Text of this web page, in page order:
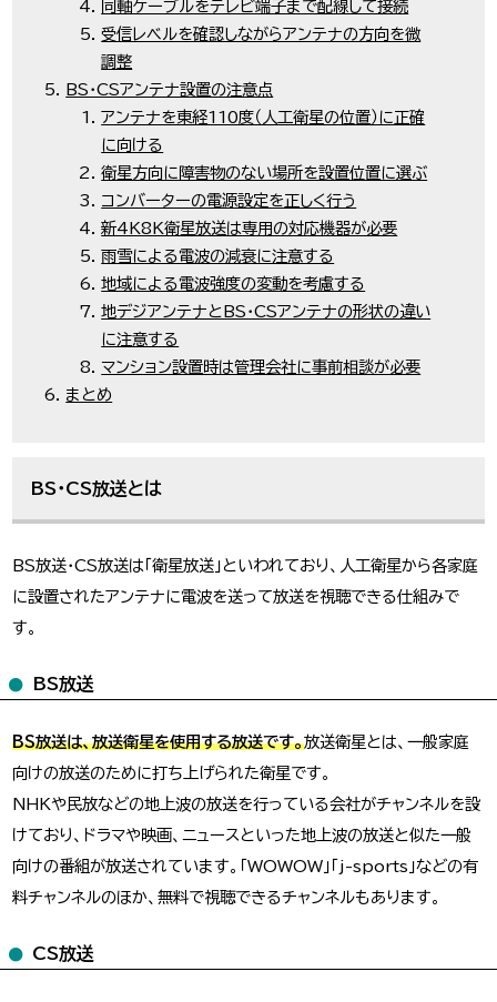
同軸ケーブルをテレビ端子まで配線して接続
受信レベルを確認しながらアンテナの方向を微
調整
BS・CSアンテナ設置の注意点
アンテナを東経110度（人工衛星の位置）に正確
に向ける
衛星方向に障害物のない場所を設置位置に選ぶ
コンバーターの電源設定を正しく行う
新4K8K衛星放送は専用の対応機器が必要
雨雪による電波の減衰に注意する
地域による電波強度の変動を考慮する
地デジアンテナとBS・CSアンテナの形状の違い
に注意する
マンション設置時は管理会社に事前相談が必要
まとめ
BS・CS放送とは
BS放送・CS放送は「衛星放送」といわれており、人工衛星から各家庭
に設置されたアンテナに電波を送って放送を視聴できる仕組みで
す。
BS放送
BS放送は、放送衛星を使用する放送です。放送衛星とは、一般家庭
向けの放送のために打ち上げられた衛星です。
NHKや民放などの地上波の放送を行っている会社がチャンネルを設
けており、ドラマや映画、ニュースといった地上波の放送と似た一般
向けの番組が放送されています。「WOWOW」「j-sports」などの有
料チャンネルのほか、無料で視聴できるチャンネルもあります。
CS放送